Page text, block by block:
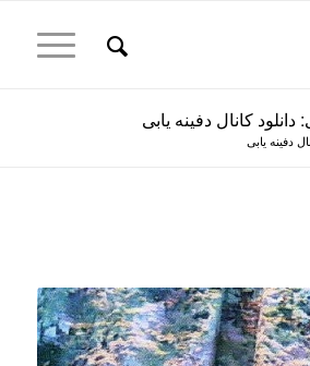
کانال دفینه یابی
دفینه یابی